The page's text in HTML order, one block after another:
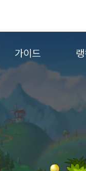
가이드
게임정보
직업소개
확률형 아이템
NEXON NOW